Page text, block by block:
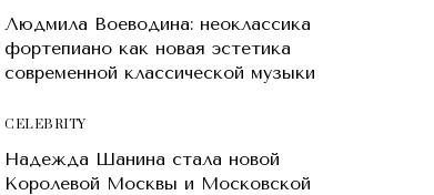
Людмила Воеводина: неоклассика
фортепиано как новая эстетика
современной классической музыки
CELEBRITY
Надежда Шанина стала новой
Королевой Москвы и Московской